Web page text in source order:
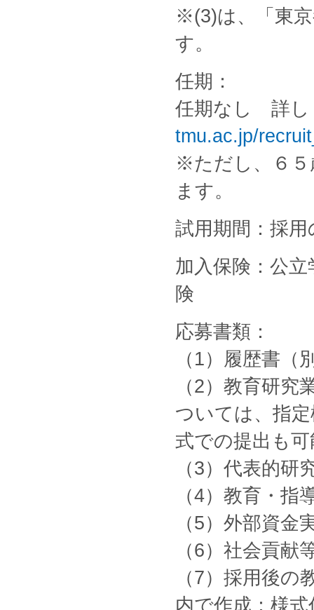
※(3)は、「東
す。
任期：
任期なし 詳し
tmu.ac.jp/
※ただし、６５
ます。
試用期間：採
加入保険：公
険
応募書類：
（1）履歴書（
（2）教育研
ついては、指
式での提出も
（3）代表的研
（4）教育・指
（5）外部資金
（6）社会貢献
（7）採用後
内で作成：様式